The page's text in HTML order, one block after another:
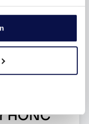
én een
de wand- en
rustige, moderne
comfort. Je
badkamer en warme
HONC